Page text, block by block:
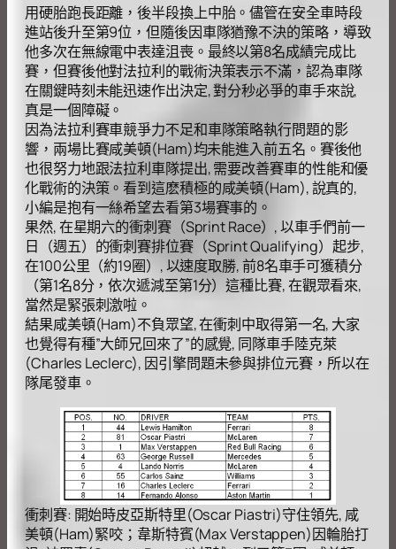
用硬胎跑長距離，後半段換上中胎。儘管在安全車時段
進站後升至第9位，但隨後因車隊猶豫不決的策略，導致
他多次在無線電中表達沮喪。最終以第8名成績完成比
賽，但賽後他對法拉利的戰術決策表示不滿，認為車隊
在關鍵時刻未能迅速作出決定, 對分秒必爭的車手來說,
真是一個障礙。
因為法拉利賽車競爭力不足和車隊策略執行問題的影
響，兩場比賽咸美頓(Ham)均未能進入前五名。賽後他
也很努力地跟法拉利車隊提出, 需要改善賽車的性能和優
化戰術的決策。看到這麽積極的咸美頓(Ham), 說真的,
小編是抱有一絲希望去看第3場賽事的。
果然, 在星期六的衝刺賽（Sprint Race）, 以車手們前一
日（週五）的衝刺賽排位賽（Sprint Qualifying）起步,
在100公里（約19圈）, 以速度取勝, 前8名車手可獲積分
（第1名8分，依次遞減至第1分）這種比賽, 在觀眾看來,
當然是緊張刺激啦。
結果咸美頓(Ham)不負眾望, 在衝刺中取得第一名, 大家
也覺得有種”大師兄回來了”的感覺, 同隊車手陸克萊
(Charles Leclerc), 因引擎問題未參與排位元賽，所以在
隊尾發車。
衝刺賽: 開始時皮亞斯特里(Oscar Piastri)守住領先, 咸
美頓(Ham)緊咬；韋斯特賓(Max Verstappen)因輪胎打